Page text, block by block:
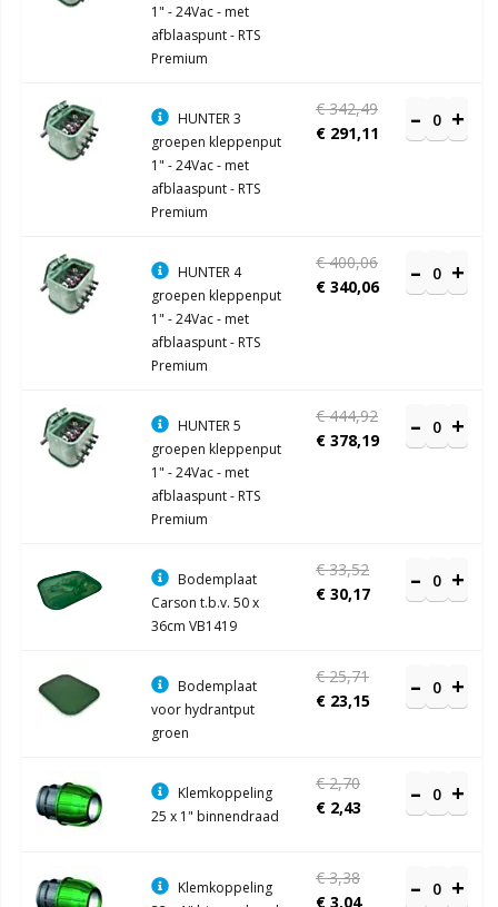
1" - 24Vac - met
afblaaspunt - RTS
Premium
HUNTER 3
groepen kleppenput
1" - 24Vac - met
afblaaspunt - RTS
Premium
€ 291,11
€ 342,49
HUNTER 4
groepen kleppenput
1" - 24Vac - met
afblaaspunt - RTS
Premium
€ 340,06
€ 400,06
HUNTER 5
groepen kleppenput
1" - 24Vac - met
afblaaspunt - RTS
Premium
€ 378,19
€ 444,92
Bodemplaat
Carson t.b.v. 50 x
36cm VB1419
€ 30,17
€ 33,52
Bodemplaat
voor hydrantput
groen
€ 23,15
€ 25,71
Klemkoppeling
25 x 1" binnendraad
€ 2,43
€ 2,70
Klemkoppeling
€ 3,04
€ 3,38